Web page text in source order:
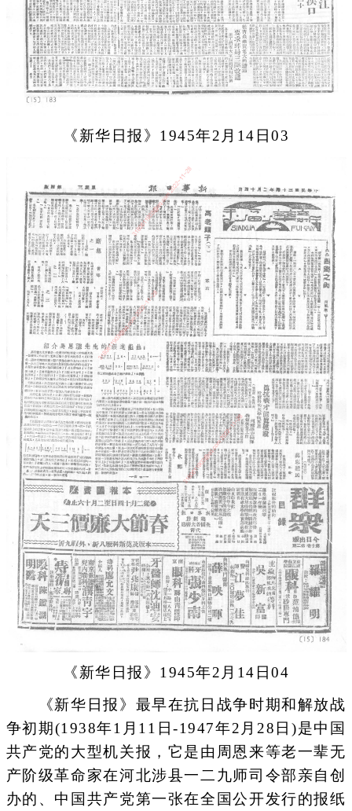
《新华日报》1945年2月14日03
《新华日报》1945年2月14日04
《新华日报》最早在抗日战争时期和解放战
争初期(1938年1月11日-1947年2月28日)是中国
共产党的大型机关报，它是由周恩来等老一辈无
产阶级革命家在河北涉县一二九师司令部亲自创
办的、中国共产党第一张在全国公开发行的报纸